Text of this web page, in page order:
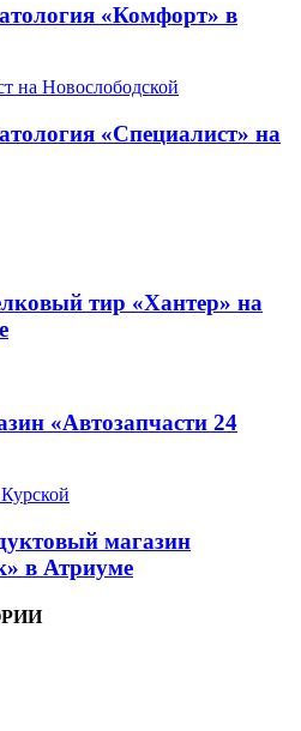
«Комфорт» в
«Специалист» на
тир «Хантер» на
«Автозапчасти 24
магазин
в Атриуме